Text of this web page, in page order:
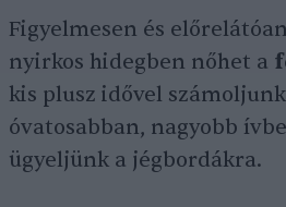
Figyelmesen és
nyirkos hidegben nőhet a
kis plusz idővel
óvatosabban, nagyobb
ügyeljünk a jégbordákra.